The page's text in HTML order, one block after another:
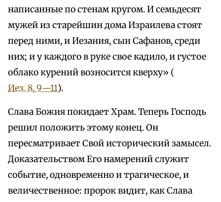
написанные по стенам кругом. И семьдесят
мужей из старейшин дома Израилева стоят
перед ними, и Иезания, сын Сафанов, среди
них; и у каждого в руке свое кадило, и густое
облако курений возносится кверху» (
Иез. 8, 9—11).
Слава Божия покидает Храм. Теперь Господь
решил положить этому конец. Он
пересматривает Свой исторический замысел.
Доказательством Его намерений служит
событие, одновременно и трагическое, и
величественное: пророк видит, как Слава